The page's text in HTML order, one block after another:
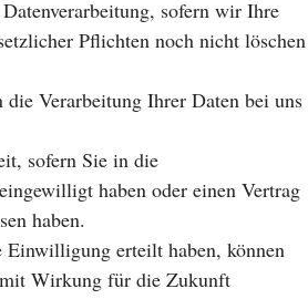
sofern wir Ihre
Pflichten noch nicht löschen
die Verarbeitung Ihrer Daten bei uns
sofern Sie in die
haben oder einen Vertrag
haben.
Einwilligung erteilt haben, können
Wirkung für die Zukunft